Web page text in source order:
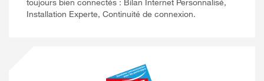
toujours bien connectés : Bilan Internet Personnalisé,
Installation Experte, Continuité de connexion.